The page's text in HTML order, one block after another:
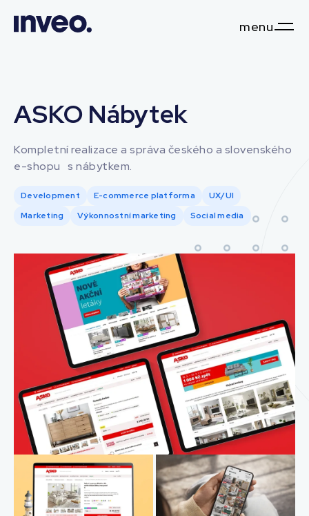
menu
ASKO Nábytek
Kompletní realizace a správa českého a slovenského
e-shopu s nábytkem.
Development E-commerce platforma
UX/UI
Marketing
Výkonnostní marketing Social media